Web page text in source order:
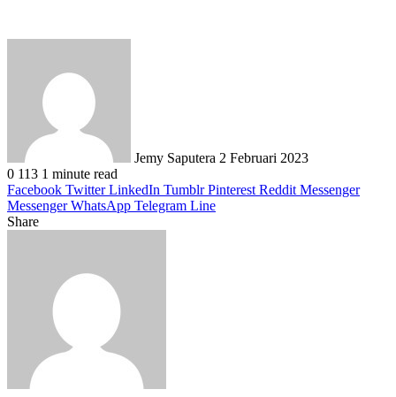
Jemy Saputera 2 Februari 2023
0 113 1 minute read
Facebook Twitter LinkedIn Tumblr Pinterest Reddit Messenger
Messenger WhatsApp Telegram Line
Share